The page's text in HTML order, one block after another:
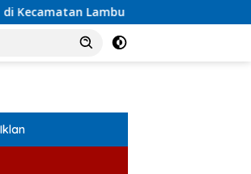
Kibang.
Iklan